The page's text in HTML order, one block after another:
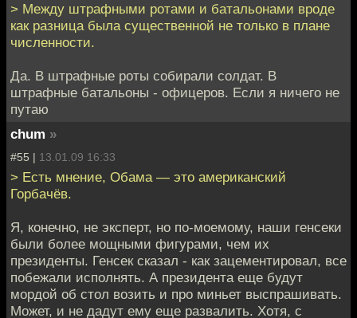
> Между штрафными ротами и батальонами вроде
как разница была существенной не только в плане
численности.
Да. В штрафные роты собирали солдат. В
штрафные батальоны - офицеров. Если я ничего не
путаю
chum »
#55 | 13.01.09 16:33
> Есть мнение, Обама — это американский
Горбачёв.
Я, конечно, не эксперт, но по-моемому, наши генсеки
были более мощными фигурами, чем их
президенты. Генсек сказал - как зацементировал, все
побежали исполнять. А президента еще будут
мордой об стол возить и про миньет выспрашивать.
Может, и не дадут ему еще развалить. Хотя, с